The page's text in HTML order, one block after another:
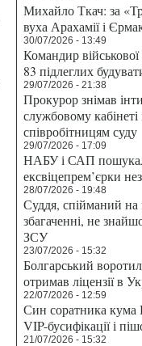
Михайло Ткач: за
вуха Арахамії і
30/07/2026 - 13:49
Командир
83 підлеглих
29/07/2026 - 21:38
Прокурор знімав
службовому кабінеті
співробітницям суду
29/07/2026 - 17:09
НАБУ і САП
ексвіцепрем’єрки
28/07/2026 - 19:48
Суддя, спійманий на
збагаченні, не
ЗСУ
23/07/2026 - 15:32
Болгарський
отримав ліцензії в
22/07/2026 - 12:59
Син соратника кума
VIP-бусифікації і
21/07/2026 - 15:32